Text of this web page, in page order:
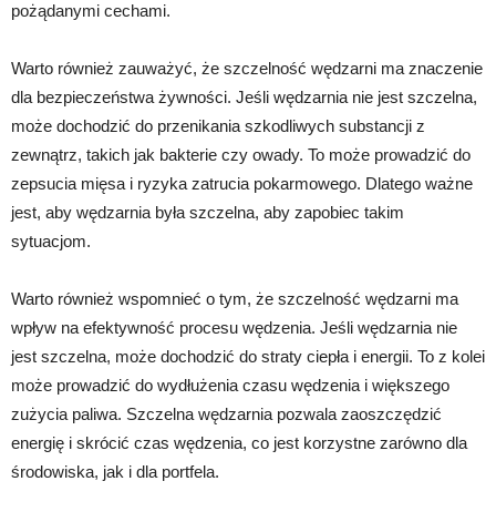
pożądanymi cechami.
Warto również zauważyć, że szczelność wędzarni ma znaczenie
dla bezpieczeństwa żywności. Jeśli wędzarnia nie jest szczelna,
może dochodzić do przenikania szkodliwych substancji z
zewnątrz, takich jak bakterie czy owady. To może prowadzić do
zepsucia mięsa i ryzyka zatrucia pokarmowego. Dlatego ważne
jest, aby wędzarnia była szczelna, aby zapobiec takim
sytuacjom.
Warto również wspomnieć o tym, że szczelność wędzarni ma
wpływ na efektywność procesu wędzenia. Jeśli wędzarnia nie
jest szczelna, może dochodzić do straty ciepła i energii. To z kolei
może prowadzić do wydłużenia czasu wędzenia i większego
zużycia paliwa. Szczelna wędzarnia pozwala zaoszczędzić
energię i skrócić czas wędzenia, co jest korzystne zarówno dla
środowiska, jak i dla portfela.